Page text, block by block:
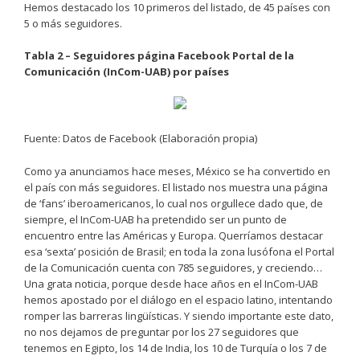
Hemos destacado los 10 primeros del listado, de 45 países con
5 o más seguidores.
Tabla 2 – Seguidores página Facebook Portal de la
Comunicación (InCom-UAB) por países
Fuente: Datos de Facebook (Elaboración propia)
Como ya anunciamos hace meses, México se ha convertido en
el país con más seguidores. El listado nos muestra una página
de ‘fans’ iberoamericanos, lo cual nos orgullece dado que, de
siempre, el InCom-UAB ha pretendido ser un punto de
encuentro entre las Américas y Europa. Querríamos destacar
esa ‘sexta’ posición de Brasil; en toda la zona lusófona el Portal
de la Comunicación cuenta con 785 seguidores, y creciendo…
Una grata noticia, porque desde hace años en el InCom-UAB
hemos apostado por el diálogo en el espacio latino, intentando
romper las barreras lingüísticas. Y siendo importante este dato,
no nos dejamos de preguntar por los 27 seguidores que
tenemos en Egipto, los 14 de India, los 10 de Turquía o los 7 de